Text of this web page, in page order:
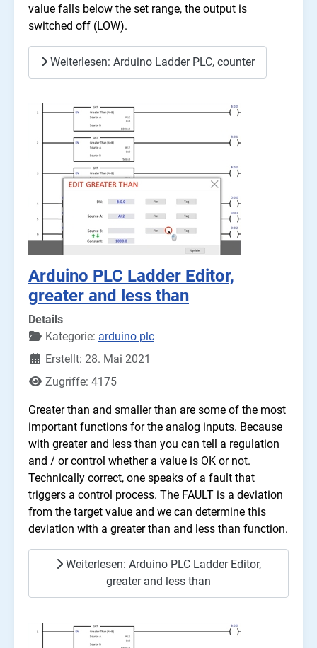
value falls below the set range, the output is
switched off (LOW).
Weiterlesen: Arduino Ladder PLC, counter
Arduino PLC Ladder Editor,
greater and less than
Details
Kategorie: arduino plc
Erstellt: 28. Mai 2021
Zugriffe: 4175
Greater than and smaller than are some of the most
important functions for the analog inputs. Because
with greater and less than you can tell a regulation
and / or control whether a value is OK or not.
Technically correct, one speaks of a fault that
triggers a control process. The FAULT is a deviation
from the target value and we can determine this
deviation with a greater than and less than function.
Weiterlesen: Arduino PLC Ladder Editor,
greater and less than